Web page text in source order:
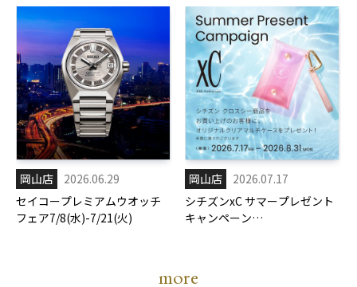
岡山店
2026.06.29
セイコープレミアムウオッチ
フェア7/8(水)-7/21(火)
岡山店
2026.07.17
シチズンxC サマープレゼント
キャンペーン
more